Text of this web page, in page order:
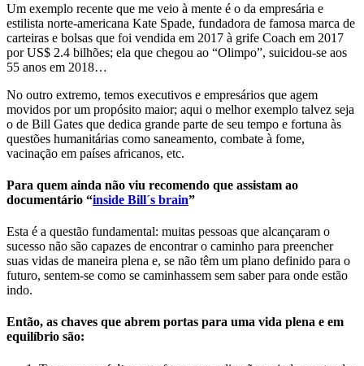
Um exemplo recente que me veio à mente é o da empresária e
estilista norte-americana Kate Spade, fundadora de famosa marca de
carteiras e bolsas que foi vendida em 2017 à grife Coach em 2017
por US$ 2.4 bilhões; ela que chegou ao “Olimpo”, suicidou-se aos
55 anos em 2018…
No outro extremo, temos executivos e empresários que agem
movidos por um propósito maior; aqui o melhor exemplo talvez seja
o de Bill Gates que dedica grande parte de seu tempo e fortuna às
questões humanitárias como saneamento, combate à fome,
vacinação em países africanos, etc.
Para quem ainda não viu recomendo que assistam ao
documentário “inside Bill´s brain”
Esta é a questão fundamental: muitas pessoas que alcançaram o
sucesso não são capazes de encontrar o caminho para preencher
suas vidas de maneira plena e, se não têm um plano definido para o
futuro, sentem-se como se caminhassem sem saber para onde estão
indo.
Então, as chaves que abrem portas para uma vida plena e em
equilíbrio são: